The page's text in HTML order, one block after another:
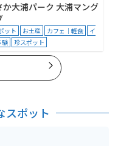
か大浦パーク 大浦マング
ット お土産 カフェ｜軽食
イ
験
珍スポット
スポット